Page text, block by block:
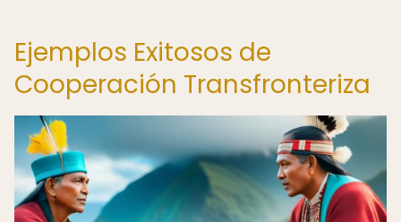
Ejemplos Exitosos de
Cooperación Transfronteriza